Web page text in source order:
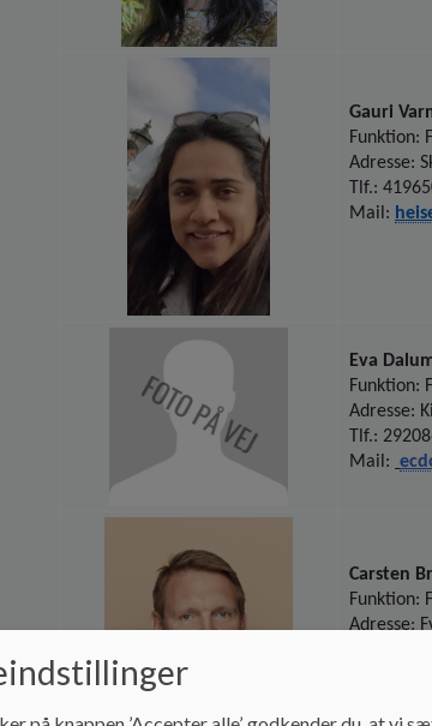
Gauri
Funktion:
Adresse:
Tlf.:
Mail:
Eva
Funktion:
Adresse:
Tlf.:
Mail:
Carsten
Funktion:
Adresse: